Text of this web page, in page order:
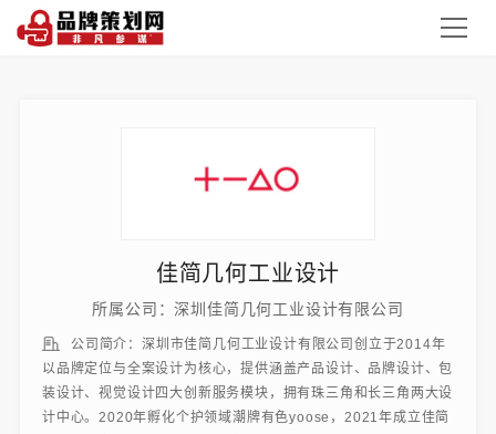
佳简几何工业设计
所属公司：深圳佳简几何工业设计有限公司
公司简介：深圳市佳简几何工业设计有限公司创立于2014年
以品牌定位与全案设计为核心，提供涵盖产品设计、品牌设计、包
装设计、视觉设计四大创新服务模块，拥有珠三角和长三角两大设
计中心。2020年孵化个护领域潮牌有色yoose，2021年成立佳简